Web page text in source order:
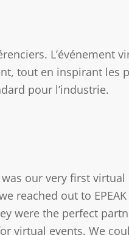
L’événement
tout en inspirant les
pour l’industrie.
our very first
reached out to
were the perfect
virtual events. We